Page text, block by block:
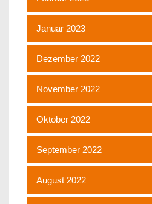
Januar 2023
Dezember 2022
November 2022
Oktober 2022
September 2022
August 2022